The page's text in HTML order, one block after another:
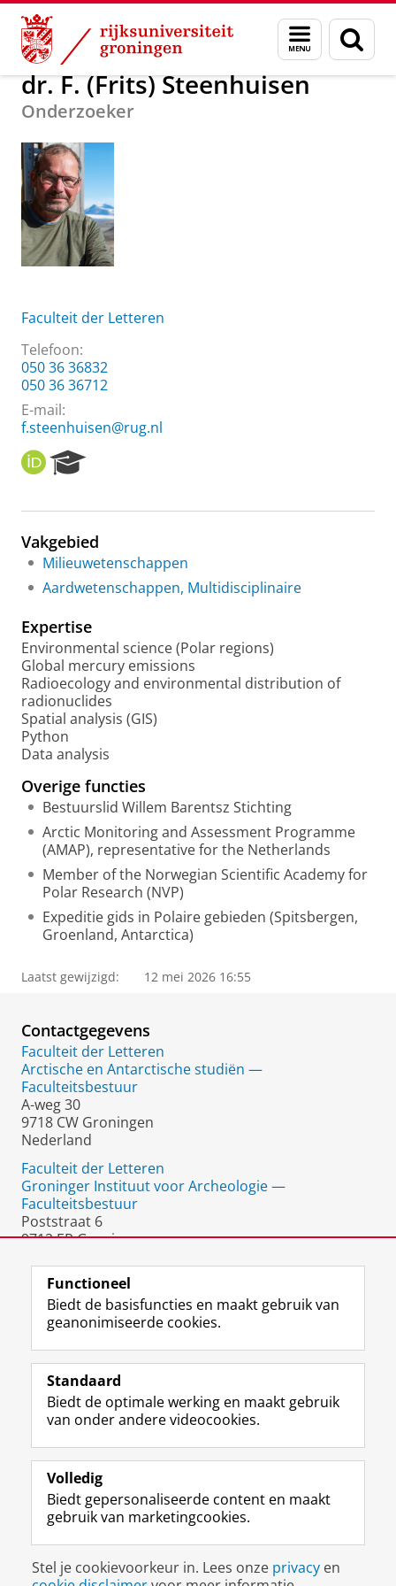
Skip
Content
Skip
Navigation
Menu
en
zoeken
Over ons dr. F. (Frits) Steenhuisen
dr. F. (Frits) Steenhuisen
Onderzoeker
Faculteit der Letteren
Telefoon:
050 36 36832
050 36 36712
E-mail:
f.steenhuisen@rug.nl
O
R
I
e
r
c
h
r
t
a
l
Vakgebied
Milieuwetenschappen
Aardwetenschappen, Multidisciplinaire
Expertise
Environmental science (Polar regions)
Global mercury emissions
Radioecology and environmental distribution of
radionuclides
Spatial analysis (GIS)
Python
Data analysis
Overige functies
Bestuurslid Willem Barentsz Stichting
Arctic Monitoring and Assessment Programme
(AMAP), representative for the Netherlands
Member of the Norwegian Scientific Academy for
Polar Research (NVP)
Expeditie gids in Polaire gebieden (Spitsbergen,
Groenland, Antarctica)
Laatst gewijzigd: 12 mei 2026 16:55
Contactgegevens
Faculteit der Letteren
Arctische en Antarctische studiën —
Faculteitsbestuur
A-weg 30
9718 CW Groningen
Nederland
Faculteit der Letteren
Groninger Instituut voor Archeologie —
Faculteitsbestuur
Poststraat 6
9712 ER Groningen
Volg de RUG
F
a
e
b
o
p
a
i
n
L
i
k
e
I
-
p
g
i
R
S
-
f
e
R
k
s
I
n
t
r
m
c
c
Y
o
T
e
k
a
a
Studiekiezers
Alumni
Over ons
Disclaimer & Copyright
Inloggen
Functioneel
Biedt de basisfuncties en maakt gebruik van
geanonimiseerde cookies.
Standaard
Biedt de optimale werking en maakt gebruik
van onder andere videocookies.
Volledig
Biedt gepersonaliseerde content en maakt
gebruik van marketingcookies.
Stel je cookievoorkeur in. Lees onze privacy en